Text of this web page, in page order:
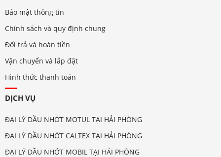
Bảo mật thông tin
Chính sách và quy định chung
Đổi trả và hoàn tiền
Vận chuyển và lắp đặt
Hình thức thanh toán
DỊCH VỤ
ĐẠI LÝ DẦU NHỚT MOTUL TẠI HẢI PHÒNG
ĐẠI LÝ DẦU NHỚT CALTEX TẠI HẢI PHÒNG
ĐẠI LÝ DẦU NHỚT MOBIL TẠI HẢI PHÒNG